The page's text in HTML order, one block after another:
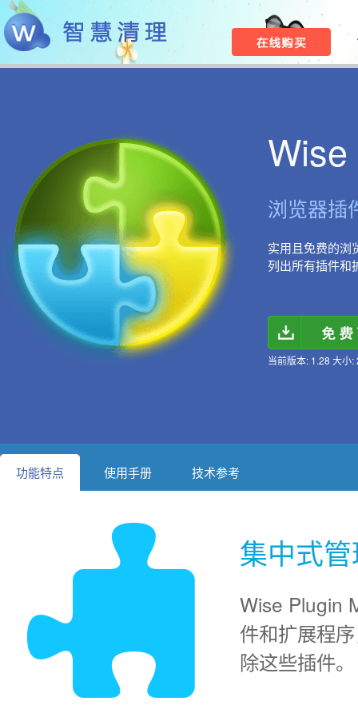
浏览器插
实用且免费的浏
列出所有插件和
当前版本: 1.28 大小:
功能特点 使用手册 技术参考
集中式
Wise Plugin
件和扩展程
除这些插件。